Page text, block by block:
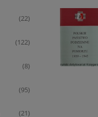
(22)
(122)
(8)
(95)
(21)